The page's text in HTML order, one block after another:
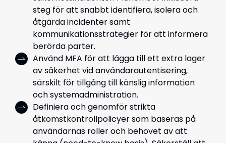
steg för att snabbt identifiera, isolera och
åtgärda incidenter samt
kommunikationsstrategier för att informera
berörda parter.
Använd MFA för att lägga till ett extra lager
av säkerhet vid användarautentisering,
särskilt för tillgång till känslig information
och systemadministration.
Definiera och genomför strikta
åtkomstkontrollpolicyer som baseras på
användarnas roller och behovet av att